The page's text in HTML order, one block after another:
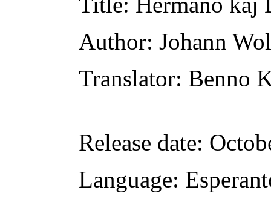
Author: Johann
Translator: Benno
Release date:
Language: